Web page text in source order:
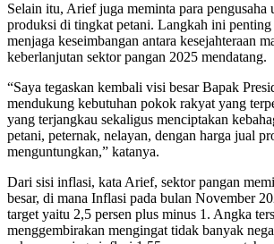
Selain itu, Arief juga meminta para pengusaha
produksi di tingkat petani. Langkah ini
menjaga keseimbangan antara kesejahteraan
keberlanjutan sektor pangan 2025 mendatang.
“Saya tegaskan kembali visi besar Bapak
mendukung kebutuhan pokok rakyat yang
yang terjangkau sekaligus menciptakan
petani, peternak, nelayan, dengan harga jual
menguntungkan,” katanya.
Dari sisi inflasi, kata Arief, sektor pangan
besar, di mana Inflasi pada bulan November
target yaitu 2,5 persen plus minus 1. Angka
menggembirakan mengingat tidak banyak